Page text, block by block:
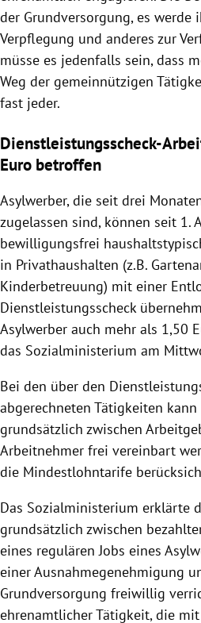
der Grundversorgung, es werde
Verpflegung und anderes zur
müsse es jedenfalls sein, dass
Weg der gemeinnützigen
fast jeder.
Dienstleistungsscheck-
Euro betroffen
Asylwerber, die seit drei
zugelassen sind, können seit 1.
bewilligungsfrei
in Privathaushalten (z.B.
Kinderbetreuung) mit einer
Dienstleistungsscheck
Asylwerber auch mehr als 1,50
das Sozialministerium am
Bei den über den
abgerechneten Tätigkeiten kann
grundsätzlich zwischen
Arbeitnehmer frei vereinbart
die Mindestlohntarife
Das Sozialministerium erklärte
grundsätzlich zwischen
eines regulären Jobs eines
einer Ausnahmegenehmigung
Grundversorgung freiwillig
ehrenamtlicher Tätigkeit, die